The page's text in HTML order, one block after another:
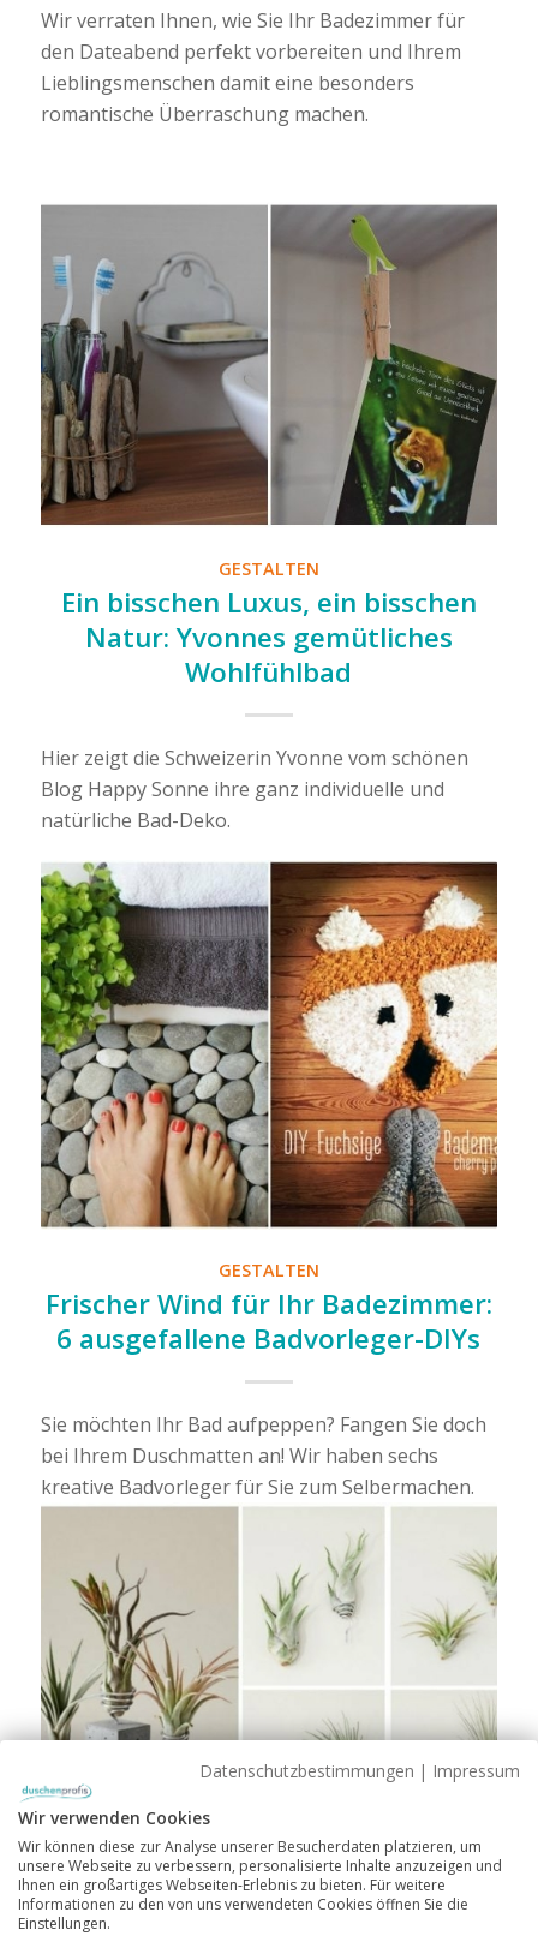
Wir verraten Ihnen, wie Sie Ihr Badezimmer für
den Dateabend perfekt vorbereiten und Ihrem
Lieblingsmenschen damit eine besonders
romantische Überraschung machen.
GESTALTEN
Ein bisschen Luxus, ein bisschen
Natur: Yvonnes gemütliches
Wohlfühlbad
Hier zeigt die Schweizerin Yvonne vom schönen
Blog Happy Sonne ihre ganz individuelle und
natürliche Bad-Deko.
GESTALTEN
Frischer Wind für Ihr Badezimmer:
6 ausgefallene Badvorleger-DIYs
Sie möchten Ihr Bad aufpeppen? Fangen Sie doch
bei Ihrem Duschmatten an! Wir haben sechs
kreative Badvorleger für Sie zum Selbermachen.
GESTALTEN
Datenschutzbestimmungen | Impressum
Wir verwenden Cookies
Wir können diese zur Analyse unserer Besucherdaten platzieren, um
unsere Webseite zu verbessern, personalisierte Inhalte anzuzeigen und
Ihnen ein großartiges Webseiten-Erlebnis zu bieten. Für weitere
Informationen zu den von uns verwendeten Cookies öffnen Sie die
Einstellungen.